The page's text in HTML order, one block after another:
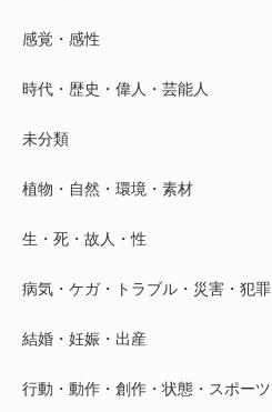
感覚・感性
時代・歴史・偉人・芸能人
未分類
植物・自然・環境・素材
生・死・故人・性
病気・ケガ・トラブル・災害・犯罪
結婚・妊娠・出産
行動・動作・創作・状態・スポーツ